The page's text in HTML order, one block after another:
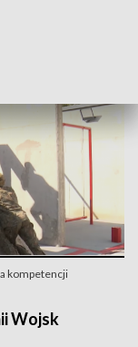
kompetencji
Wojsk